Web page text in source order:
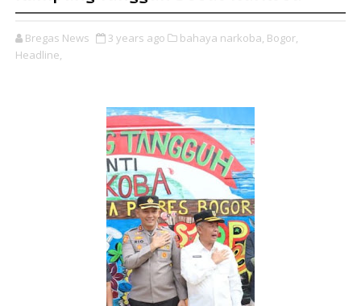
Bregas News 3 years ago bahaya narkoba, Bogor,
Headline,